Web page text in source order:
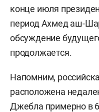
конце июля
период Ахмед аш-
обсуждение
продолжается.
Напомним,
расположена
Джебла примерно в